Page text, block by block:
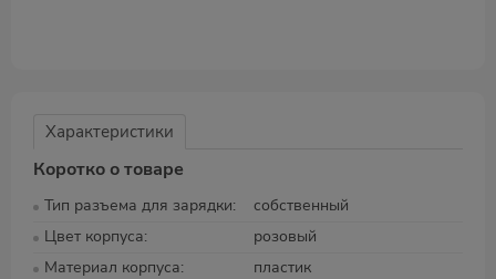
Характеристики
Коротко о товаре
Тип разъема для зарядки
собственный
Цвет корпуса
розовый
Материал корпуса
пластик